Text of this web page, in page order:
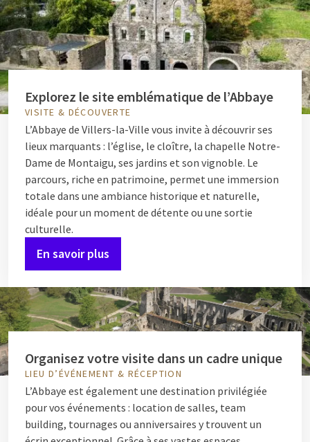
Explorez le site emblématique de l’Abbaye
VISITE & DÉCOUVERTE
L’Abbaye de Villers-la-Ville vous invite à découvrir ses
lieux marquants : l’église, le cloître, la chapelle Notre-
Dame de Montaigu, ses jardins et son vignoble. Le
parcours, riche en patrimoine, permet une immersion
totale dans une ambiance historique et naturelle,
idéale pour un moment de détente ou une sortie
culturelle.
En savoir plus
Organisez votre visite dans un cadre unique
LIEU D’ÉVÉNEMENT & RÉCEPTION
L’Abbaye est également une destination privilégiée
pour vos événements : location de salles, team
building, tournages ou anniversaires y trouvent un